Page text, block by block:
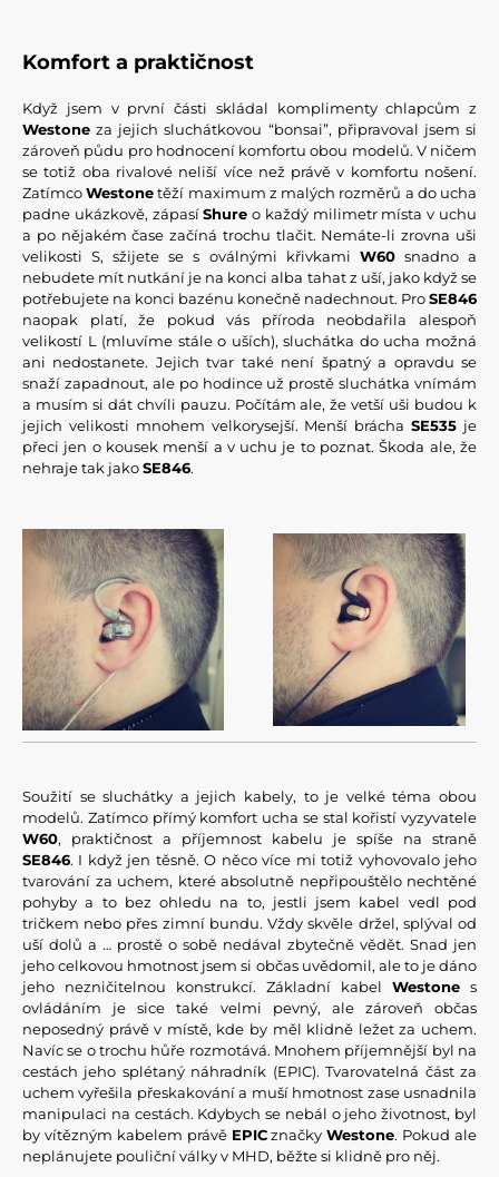
Komfort a praktičnost
Když jsem v první části skládal komplimenty chlapcům z
Westone za jejich sluchátkovou “bonsai”, připravoval jsem si
zároveň půdu pro hodnocení komfortu obou modelů. V ničem
se totiž oba rivalové neliší více než právě v komfortu nošení.
ZatímcoWestonetěží maximum z malých rozměrů a do ucha
padne ukázkově, zápasíShure o každý milimetr místa v uchu
a po nějakém čase začíná trochu tlačit. Nemáte-li zrovna uši
velikosti S, sžijete se s oválnými křivkami W60snadno a
nebudete mít nutkání je na konci alba tahat z uší, jako když se
potřebujete na konci bazénu konečně nadechnout. ProSE846
naopak platí, že pokud vás příroda neobdařila alespoň
velikostí L (mluvíme stále o uších), sluchátka do ucha možná
ani nedostanete. Jejich tvar také není špatný a opravdu se
snaží zapadnout, ale po hodince už prostě sluchátka vnímám
a musím si dát chvíli pauzu. Počítám ale, že vetší uši budou k
jejich velikosti mnohem velkorysejší. Menší bráchaSE535 je
přeci jen o kousek menší a v uchu je to poznat. Škoda ale, že
nehraje tak jakoSE846.
Soužití se sluchátky a jejich kabely, to je velké téma obou
modelů. Zatímco přímý komfort ucha se stal kořistí vyzyvatele
W60, praktičnost a příjemnost kabelu je spíše na straně
SE846. I když jen těsně. O něco více mi totiž vyhovovalo jeho
tvarování za uchem, které absolutně nepřipouštělo nechtěné
pohyby a to bez ohledu na to, jestli jsem kabel vedl pod
tričkem nebo přes zimní bundu. Vždy skvěle držel, splýval od
uší dolů a … prostě o sobě nedával zbytečně vědět. Snad jen
jeho celkovou hmotnost jsem si občas uvědomil, ale to je dáno
jeho nezničitelnou konstrukcí. Základní kabel Westone s
ovládáním je sice také velmi pevný, ale zároveň občas
neposedný právě v místě, kde by měl klidně ležet za uchem.
Navíc se o trochu hůře rozmotává. Mnohem příjemnější byl na
cestách jeho splétaný náhradník (EPIC). Tvarovatelná část za
uchem vyřešila přeskakování a muší hmotnost zase usnadnila
manipulaci na cestách. Kdybych se nebál o jeho životnost, byl
by vítězným kabelem právě EPICznačkyWestone. Pokud ale
neplánujete pouliční války v MHD, běžte si klidně pro něj.